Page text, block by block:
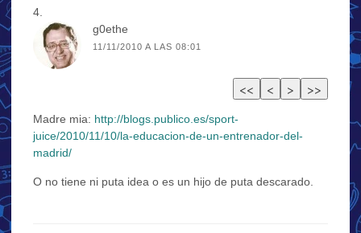
g0ethe
11/11/2010 A LAS 08:01
Madre mia: http://blogs.publico.es/sport-
juice/2010/11/10/la-educacion-de-un-entrenador-del-
madrid/
O no tiene ni puta idea o es un hijo de puta descarado.